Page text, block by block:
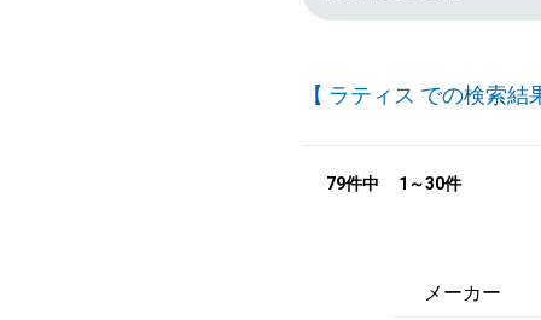
【 ラティス での検索結
79件中 1～30件
メーカー